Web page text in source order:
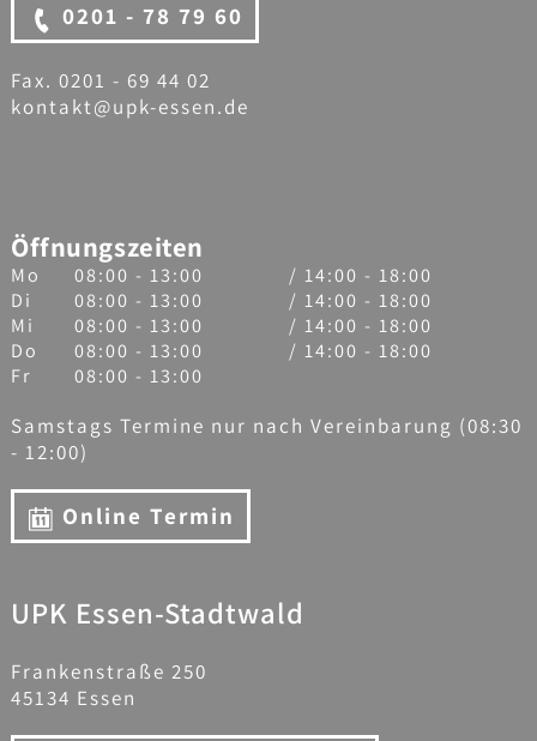
0201 - 78 79 60
Fax. 0201 - 69 44 02
kontakt@upk-essen.de
Öffnungszeiten
Mo 08:00 - 13:00
/ 14:00 - 18:00
Di
08:00 - 13:00
/ 14:00 - 18:00
Mi
08:00 - 13:00
/ 14:00 - 18:00
Do
08:00 - 13:00
/ 14:00 - 18:00
Fr
08:00 - 13:00
Samstags Termine nur nach Vereinbarung (08:30
- 12:00)
Online Termin
UPK Essen-Stadtwald
Frankenstraße 250
45134 Essen